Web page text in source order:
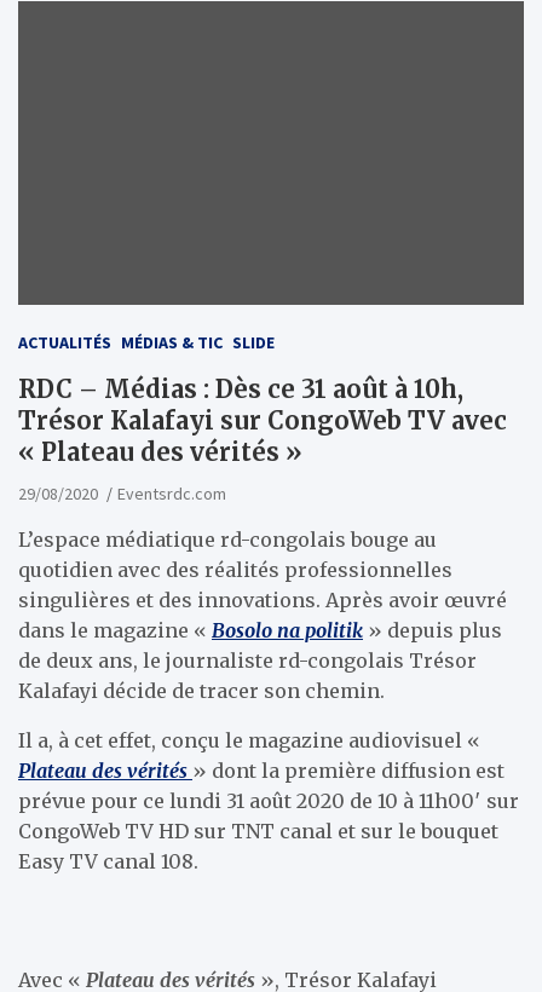
ACTUALITÉS MÉDIAS & TIC SLIDE
RDC – Médias : Dès ce 31 août à 10h,
Trésor Kalafayi sur CongoWeb TV avec
« Plateau des vérités »
29/08/2020 Eventsrdc.com
L’espace médiatique rd-congolais bouge au
quotidien avec des réalités professionnelles
singulières et des innovations. Après avoir œuvré
dans le magazine « Bosolo na politik » depuis plus
de deux ans, le journaliste rd-congolais Trésor
Kalafayi décide de tracer son chemin.
Il a, à cet effet, conçu le magazine audiovisuel «
Plateau des vérités » dont la première diffusion est
prévue pour ce lundi 31 août 2020 de 10 à 11h00′ sur
CongoWeb TV HD sur TNT canal et sur le bouquet
Easy TV canal 108.
Avec « Plateau des vérités », Trésor Kalafayi